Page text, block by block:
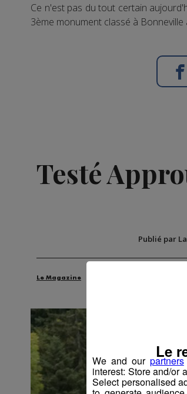
Ce n'est pas du tout certain
3ème monument classé à Bonneville
Testé
Publié par
Le Magazine
We and our partners
interest: Store and/or
Select personalised
Le